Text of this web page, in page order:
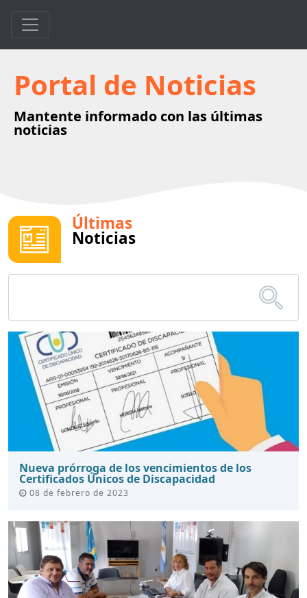
Portal de Noticias
Mantente informado con las últimas
noticias
Últimas
Noticias
Nueva prórroga de los vencimientos de los
Certificados Únicos de Discapacidad
08 de febrero de 2023